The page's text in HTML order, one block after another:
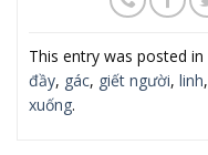
This entry was posted in
đầy, gác, giết người, linh,
xuống.